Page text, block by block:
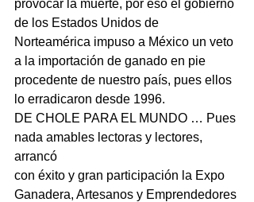
provocar la muerte, por eso el gobierno
de los Estados Unidos de
Norteamérica impuso a México un veto
a la importación de ganado en pie
procedente de nuestro país, pues ellos
lo erradicaron desde 1996.
DE CHOLE PARA EL MUNDO … Pues
nada amables lectoras y lectores,
arrancó
con éxito y gran participación la Expo
Ganadera, Artesanos y Emprendedores